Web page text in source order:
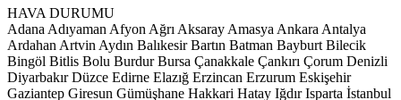
HAVA DURUMU
Adana Adıyaman Afyon Ağrı Aksaray Amasya Ankara Antalya
Ardahan Artvin Aydın Balıkesir Bartın Batman Bayburt Bilecik
Bingöl Bitlis Bolu Burdur Bursa Çanakkale Çankırı Çorum Denizli
Diyarbakır Düzce Edirne Elazığ Erzincan Erzurum Eskişehir
Gaziantep Giresun Gümüşhane Hakkari Hatay Iğdır Isparta İstanbul